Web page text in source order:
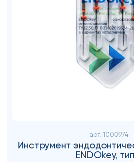
арт. 1000974
Инструмент
ENDOkey,